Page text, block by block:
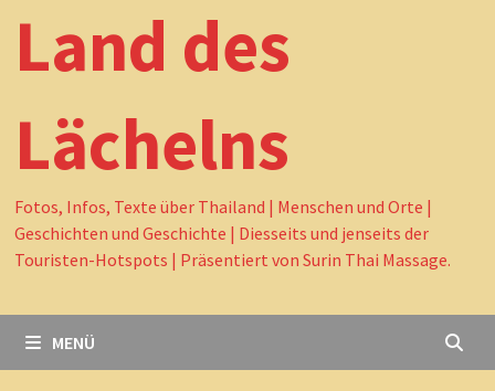
Land des
Lächelns
Fotos, Infos, Texte über Thailand | Menschen und Orte |
Geschichten und Geschichte | Diesseits und jenseits der
Touristen-Hotspots | Präsentiert von Surin Thai Massage.
MENÜ